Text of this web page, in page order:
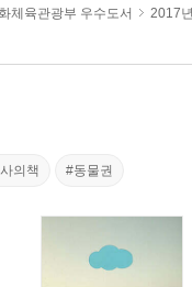
체육관광부 우수도서 2017
의책 #동물권